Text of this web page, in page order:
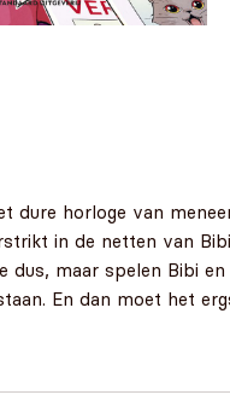
dure horloge van
in de netten van
dus, maar spelen Bibi
En dan moet het